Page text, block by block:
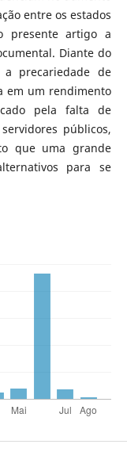
entre os estados
presente artigo a
Diante do
precariedade de
em um rendimento
pela falta de
públicos,
que uma grande
para se